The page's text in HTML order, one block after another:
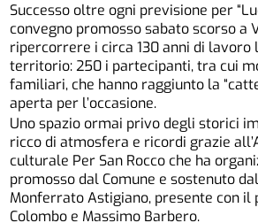
Successo oltre ogni previsione per
convegno promosso sabato scorso a
ripercorrere i circa 130 anni di lavoro
territorio: 250 i partecipanti, tra cui
familiari, che hanno raggiunto la
aperta per l’occasione.
Uno spazio ormai privo degli storici
ricco di atmosfera e ricordi grazie
culturale Per San Rocco che ha
promosso dal Comune e sostenuto
Monferrato Astigiano, presente con il
Colombo e Massimo Barbero.